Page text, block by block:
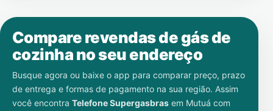
Compare revendas de gás de
cozinha no seu endereço
Busque agora ou baixe o app para comparar preço, prazo
de entrega e formas de pagamento na sua região. Assim
você encontra Telefone Supergasbras em Mutuá com